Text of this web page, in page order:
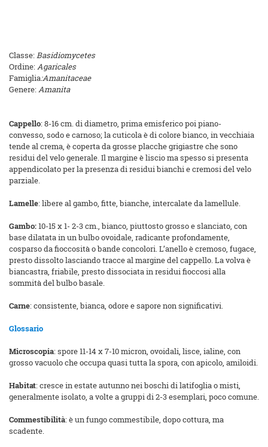
Classe:Basidiomycetes
Ordine:Agaricales
Famiglia:Amanitaceae
Genere:Amanita
Cappello: 8-16 cm. di diametro, prima emisferico poi piano-
convesso, sodo e carnoso; la cuticola è di colore bianco, in vecchiaia
tende al crema, è coperta da grosse placche grigiastre che sono
residui del velo generale. Il margine è liscio ma spesso si presenta
appendicolato per la presenza di residui bianchi e cremosi del velo
parziale.
Lamelle: libere al gambo, fitte, bianche, intercalate da lamellule.
Gambo:10-15 x 1- 2-3 cm., bianco, piuttosto grosso e slanciato, con
base dilatata in un bulbo ovoidale, radicante profondamente,
cosparso da fioccosità o bande concolori. L’anello è cremoso, fugace,
presto dissolto lasciando tracce al margine del cappello. La volva è
biancastra, friabile, presto dissociata in residui fioccosi alla
sommità del bulbo basale.
Carne: consistente, bianca, odore e sapore non significativi.
Glossario
Microscopia: spore 11-14 x 7-10 micron, ovoidali, lisce, ialine, con
grosso vacuolo che occupa quasi tutta la spora, con apicolo, amiloidi.
Habitat: cresce in estate autunno nei boschi di latifoglia o misti,
generalmente isolato, a volte a gruppi di 2-3 esemplari, poco comune.
Commestibilità: è un fungo commestibile, dopo cottura, ma
scadente.